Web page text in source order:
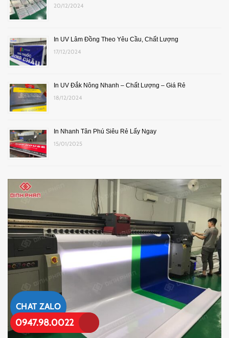
CHAT ZALO
0947.98.0022
20/12/2024
In UV Lâm Đồng Theo Yêu Cầu, Chất Lượng
17/12/2024
In UV Đắk Nông Nhanh – Chất Lượng – Giá Rẻ
18/12/2024
In Nhanh Tân Phú Siêu Rẻ Lấy Ngay
15/01/2025